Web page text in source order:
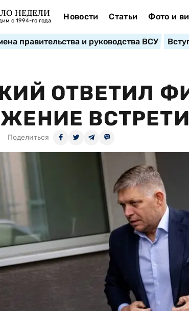
НЕДЕЛИ
с 1994-го года Новости Статьи Фото и
правительства и руководства ВСУ
ОТВЕТИЛ
Поделиться